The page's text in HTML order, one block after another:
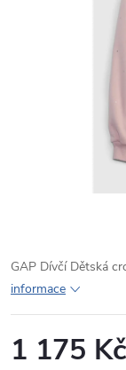
GAP Dívčí Dětská
informace
1 175 Kč